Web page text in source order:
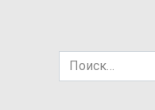
Search
for: